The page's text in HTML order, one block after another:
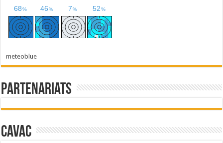
meteoblue
Partenariats
Cavac